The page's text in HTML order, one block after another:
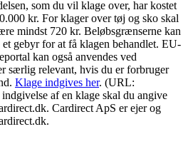
som du vil klage over, har kostet
kr. For klager over tøj og sko skal
mindst 720 kr. Beløbsgrænserne kan
gebyr for at få klagen behandlet. EU-
kan også anvendes ved
særlig relevant, hvis du er forbruger
Klage indgives her. (URL:
indgivelse af en klage skal du angive
Cardirect ApS er ejer og